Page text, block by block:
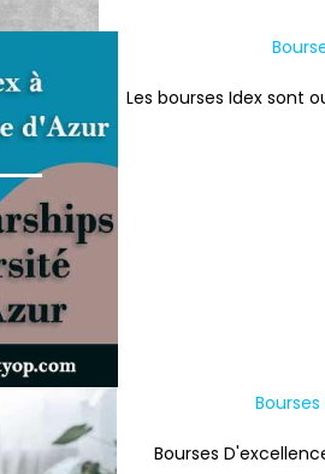
Les bourses Idex sont
Bourses